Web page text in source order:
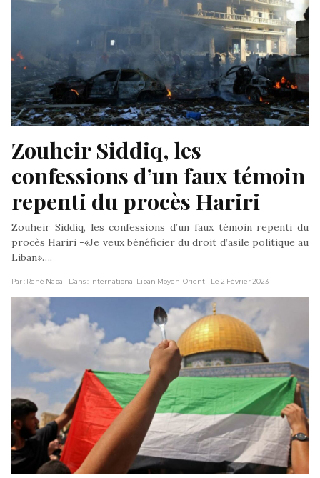
Zouheir Siddiq, les
confessions d’un faux témoin
repenti du procès Hariri
Zouheir Siddiq, les confessions d’un faux témoin repenti du
procès Hariri -«Je veux bénéficier du droit d’asile politique au
Liban»….
Par : René Naba - Dans : International Liban Moyen-Orient- Le 2 Février 2023